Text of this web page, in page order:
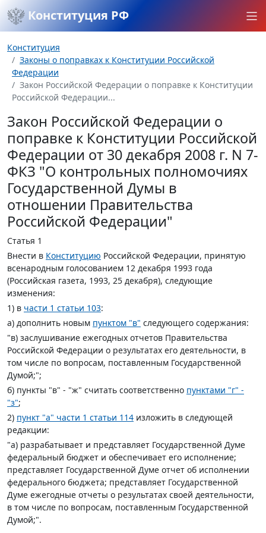
Конституция РФ
Конституция
Законы о поправках к Конституции Российской
Федерации
Закон Российской Федерации о поправке к Конституции
Российской Федерации...
Закон Российской Федерации о
поправке к Конституции Российской
Федерации от 30 декабря 2008 г. N 7-
ФКЗ "О контрольных полномочиях
Государственной Думы в
отношении Правительства
Российской Федерации"
Статья 1
Внести в Конституцию Российской Федерации, принятую
всенародным голосованием 12 декабря 1993 года
(Российская газета, 1993, 25 декабря), следующие
изменения:
1) в части 1 статьи 103:
а) дополнить новым пунктом "в" следующего содержания:
"в) заслушивание ежегодных отчетов Правительства
Российской Федерации о результатах его деятельности, в
том числе по вопросам, поставленным Государственной
Думой;";
б) пункты "в" - "ж" считать соответственно пунктами "г" -
"з";
2) пункт "а" части 1 статьи 114 изложить в следующей
редакции:
"а) разрабатывает и представляет Государственной Думе
федеральный бюджет и обеспечивает его исполнение;
представляет Государственной Думе отчет об исполнении
федерального бюджета; представляет Государственной
Думе ежегодные отчеты о результатах своей деятельности,
в том числе по вопросам, поставленным Государственной
Думой;".